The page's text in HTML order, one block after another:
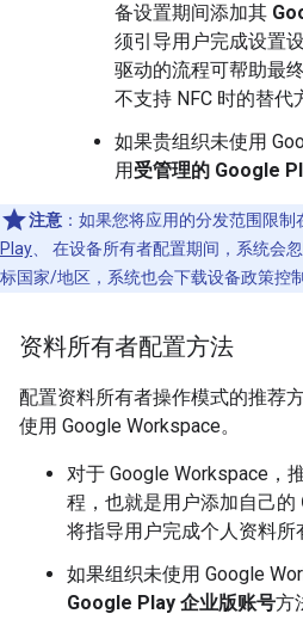
备设置期间添加其
须引导用户完成设置
驱动的流程可帮助最
不支持 NFC 时的替代
如果贵组织未使用
用受管理的 Google
注意 ：如果您将应用的分发范围限制
Play 、 在设备所有者配置期间，系统会
标国家/地区，系统也会下载设备政策控制
资料所有者配置方法
配置资料所有者操作模式的推荐
使用 Google Workspace。
对于 Google Workspace，
程，也就是用户添加自己的
将指导用户完成个人资料所
如果组织未使用 Google
Google Play 企业版账号方